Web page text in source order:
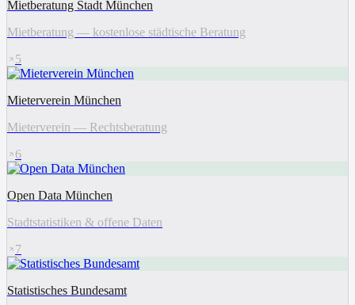
Mietberatung Stadt München
Mietberatung — kostenlose städtische Beratung
5
Mieterverein München
Mieterverein — Rechtsberatung
6
Open Data München
Stadtstatistiken & offene Daten
7
Statistisches Bundesamt